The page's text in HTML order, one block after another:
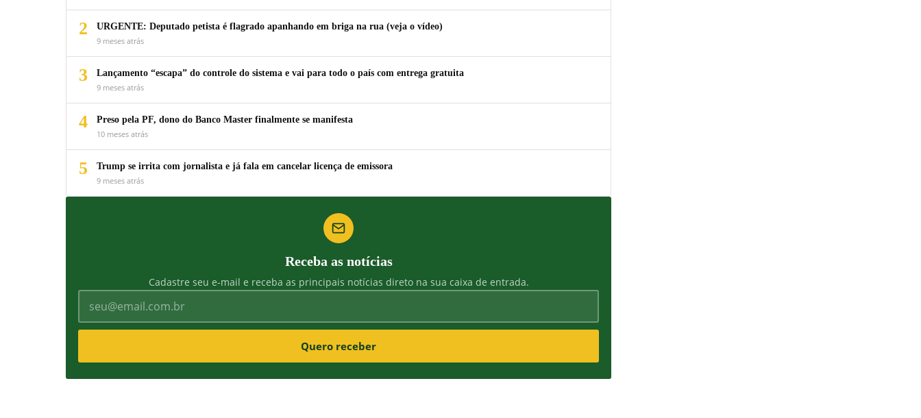
2
URGENTE: Deputado petista é flagrado apanhando em briga na rua (veja o vídeo)
9 meses atrás
3
Lançamento “escapa” do controle do sistema e vai para todo o país com entrega gratuita
9 meses atrás
4
Preso pela PF, dono do Banco Master finalmente se manifesta
10 meses atrás
5
Trump se irrita com jornalista e já fala em cancelar licença de emissora
9 meses atrás
Receba as notícias
Cadastre seu e-mail e receba as principais notícias direto na sua caixa de entrada.
Quero receber